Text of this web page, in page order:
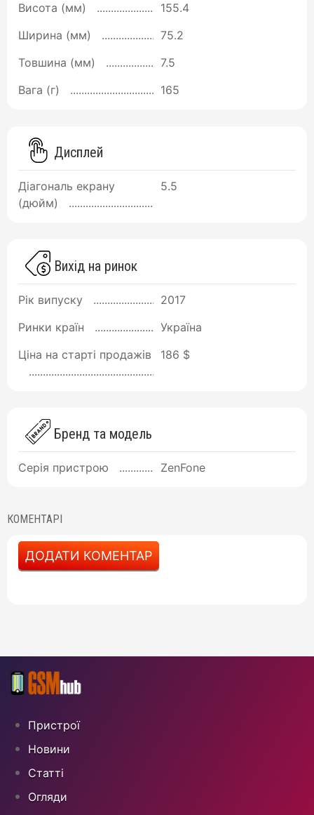
Висота (мм)
155.4
Ширина (мм)
75.2
Товшина (мм)
7.5
Вага (г)
165
Дисплей
Діагональ екрану
(дюйм)
5.5
Вихід на ринок
Рік випуску
2017
Ринки країн
Україна
Ціна на старті продажів
186 $
Бренд та модель
Серія пристрою ZenFone
КОМЕНТАРІ
ДОДАТИ КОМЕНТАР
Пристрої
Новини
Статті
Огляди